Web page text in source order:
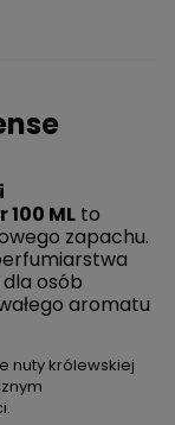
ML to
zapachu.
osób
aromatu
nuty królewskiej